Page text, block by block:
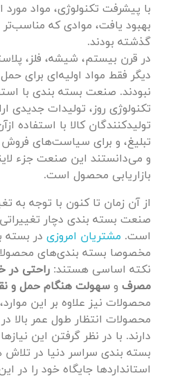
با پیشرفت تکنولوژی، مواد
بهبود یافت، موادی که مناسب‌تر
گذشته بودند.
در قرن بیستم، شیشه، فلز،
دیگر فقط مواد اولیه‌ای برای
نبودند. صنعت بسته بندی با
تکنولوژی روز، تولیدات جدیدی
تولیدکنندگان کالا با استفاده
تبلیغ، و برای سیاست‌های فروش
و می‌دانستند این صنعت جزء
بازاریابی محصول است.
از آن زمان تا کنون با توجه به
صنعت بسته بندی دچار
است. مشتریان امروزی در بسته
نکته اساسی هستند: راحتی در
مصرف و سهولت هنگام حمل و
محصولات نیز علاوه بر این
محصولات انتظار طول عمر بالا
دارند. با در نظر گرفتن این
بسته بندی سراسر دنیا در تلاش
استانداردها جایگاه خود را در